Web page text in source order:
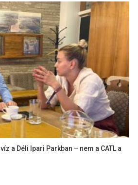
a Déli Ipari Parkban – nem a CATL a